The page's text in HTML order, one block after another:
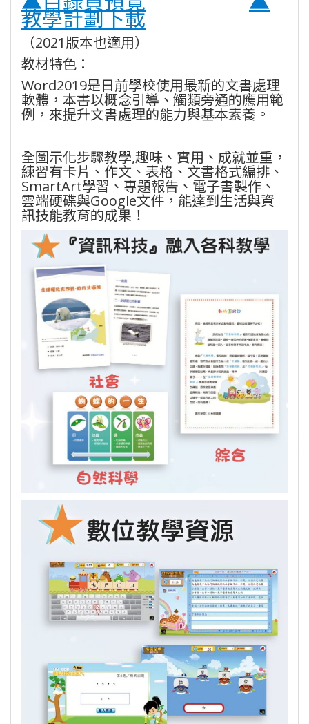
教學計劃下載
（2021版本也適用）
教材特色：
Word2019是日前學校使用最新的文書處理
軟體，本書以概念引導、觸類旁通的應用範
例，來提升文書處理的能力與基本素養。
全圖示化步驟教學,趣味、實用、成就並重，
練習有卡片、作文、表格、文書格式編排、
SmartArt學習、專題報告、電子書製作、
雲端硬碟與Google文件，能達到生活與資
訊技能教育的成果！